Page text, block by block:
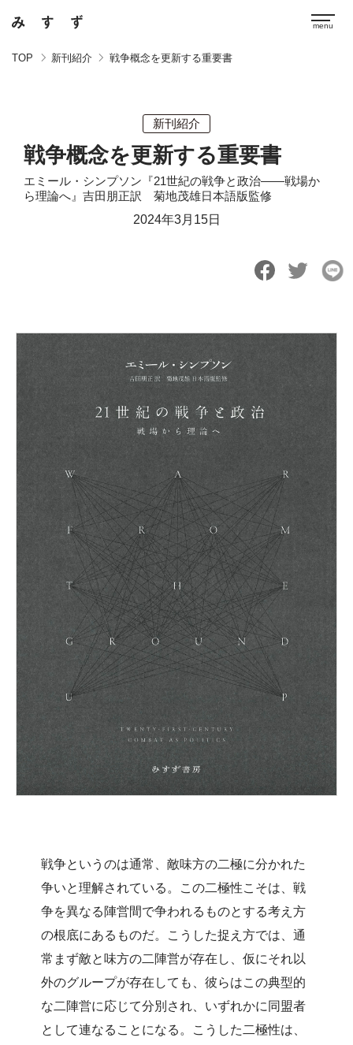
TOP 新刊紹介 戦争概念を更新する重要書
新刊紹介
戦争概念を更新する重要書
エミール・シンプソン『21世紀の戦争と政治――戦場か
ら理論へ』吉田朋正訳 菊地茂雄日本語版監修
2024年3月15日
戦争というのは通常、敵味方の二極に分かれた
争いと理解されている。この二極性こそは、戦
争を異なる陣営間で争われるものとする考え方
の根底にあるものだ。こうした捉え方では、通
常まず敵と味方の二陣営が存在し、仮にそれ以
外のグループが存在しても、彼らはこの典型的
な二陣営に応じて分別され、いずれかに同盟者
として連なることになる。こうした二極性は、